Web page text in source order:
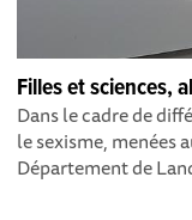
Filles et sciences,
Dans le cadre de
le sexisme, menées
Département de